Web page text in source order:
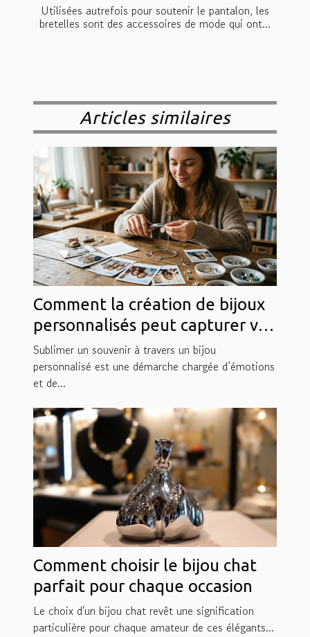
Utilisées autrefois pour soutenir le pantalon, les
bretelles sont des accessoires de mode qui ont...
Articles similaires
Comment la création de bijoux
personnalisés peut capturer vos
moments inoubliables ?
Sublimer un souvenir à travers un bijou
personnalisé est une démarche chargée d’émotions
et de...
Comment choisir le bijou chat
parfait pour chaque occasion
Le choix d'un bijou chat revêt une signification
particulière pour chaque amateur de ces élégants...